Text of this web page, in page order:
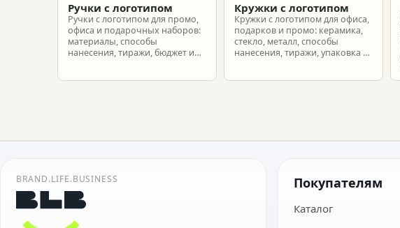
Ручки с логотипом
Ручки с логотипом для промо,
офиса и подарочных наборов:
материалы, способы
нанесения, тиражи, бюджет и
Кружки с логотипом
Кружки с логотипом для офиса,
подарков и промо: керамика,
стекло, металл, способы
нанесения, тиражи, упаковка и
BRAND.LIFE.BUSINESS Покупателям
Каталог